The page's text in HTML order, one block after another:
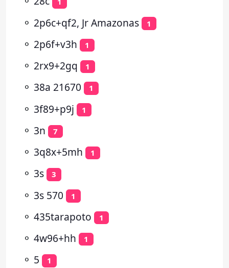
⚬ 2p6c+qf2, Jr Amazonas 1
⚬ 2p6f+v3h 1
⚬ 2rx9+2gq 1
⚬ 38a 21670 1
⚬ 3f89+p9j 1
⚬ 3n 7
⚬ 3q8x+5mh 1
⚬ 3s 3
⚬ 3s 570 1
⚬ 435tarapoto 1
⚬ 4w96+hh 1
⚬ 5 1